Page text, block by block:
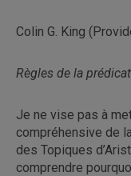
Colin G. King
Règles de la
Je ne vise pas à
compréhensive de
des Topiques
comprendre